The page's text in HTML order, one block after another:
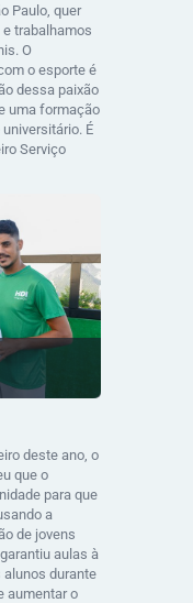
Paulo, quer
trabalhamos
O
o esporte é
dessa paixão
uma formação
É
Serviço
deste ano, o
que o
para que
a
de jovens
aulas à
durante
aumentar o